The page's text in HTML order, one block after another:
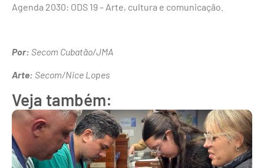
Agenda 2030: ODS 19 – Arte, cultura e comunicação.
Por: Secom Cubatão/JMA
Arte: Secom/Nice Lopes
Veja também: